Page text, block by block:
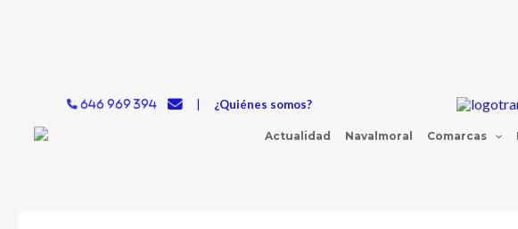
646 969 394 ¿Quiénes somos?
Actualidad Navalmoral Comarcas